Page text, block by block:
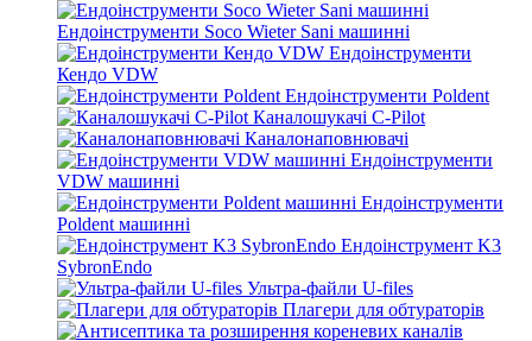
Ендоінструменти Soco Wieter Sani машинні
Ендоінструменти
Кендо VDW
Ендоінструменти Poldent
Каналошукачі C-Pilot
Каналонаповнювачі
Ендоінструменти
VDW машинні
Ендоінструменти
Poldent машинні
Ендоінструмент K3
SybronEndo
Ультра-файли U-files
Плагери для обтураторів